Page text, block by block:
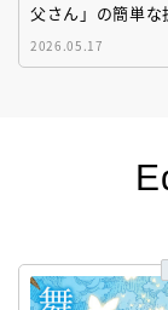
父さん」の簡単な
2026.05.17